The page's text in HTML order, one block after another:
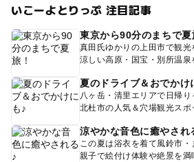
いこーよとりっぷ 注目記事
東京から90分のまちで夏
真田氏ゆかりの上田市で観光
涼しい高原・国宝・別所温泉
夏のドライブ＆おでかけ
八ヶ岳・清里エリアで日帰り
北杜市の人気＆穴場観光スポ
涼やかな音色に癒やされ
この夏は浴衣を着て風鈴市・
親子で絵付け体験や絶景を満